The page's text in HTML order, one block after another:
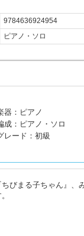
9784636924954
ピアノ・ソロ
器：ピアノ
成：ピアノ・ソロ
レード：初級
びまる子ちゃん』、